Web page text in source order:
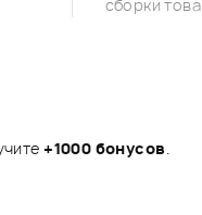
сборки
+1000 бонусов.